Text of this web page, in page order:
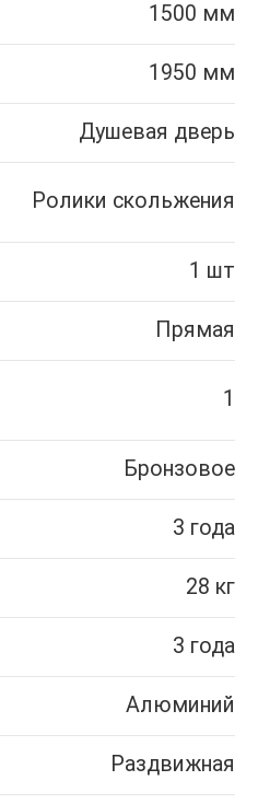
1500 мм
1950 мм
Душевая дверь
Ролики скольжения
1 шт
Прямая
1
Бронзовое
3 года
28 кг
3 года
Алюминий
Раздвижная